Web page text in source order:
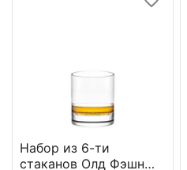
Набор из 6-ти
стаканов Олд Фэшн